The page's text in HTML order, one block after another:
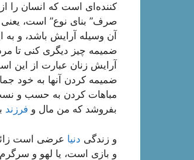
كننده‌اى است كه انسان را
صرف” بناى نوع” است، يعنى
آن وسيله آرايش باشد، و
ضميمه چيز ديگرى كنى تا
آرايش زنان عبارت از اين
ضميمه كردن آنها به خود
مباهات كردن به حسب و
بفروشد كه من مال و فرزند
و زندگى دنيا عرضى است
و بازى است، يا لهو و سرگرم